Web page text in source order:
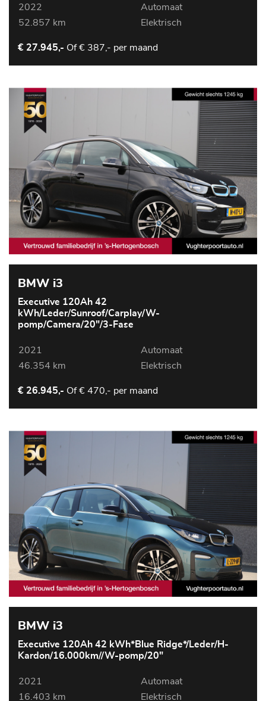
2022
Automaat
52.857 km
Elektrisch
€ 27.945,- Of€ 387,- per maand
BMW i3
Executive 120Ah 42
kWh/Leder/Sunroof/Carplay/W-
pomp/Camera/20"/3-Fase
2021
Automaat
46.354 km
Elektrisch
€ 26.945,- Of€ 470,- per maand
BMW i3
Executive 120Ah 42 kWh*Blue Ridge*/Leder/H-
Kardon/16.000km//W-pomp/20"
2021
Automaat
16.403 km
Elektrisch